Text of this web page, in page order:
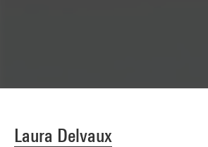
Laura Delvaux